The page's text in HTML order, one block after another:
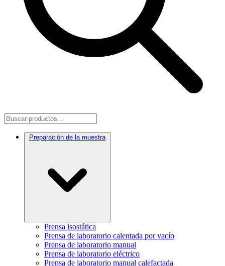
Preparación de la muestra
Prensa isostática
Prensa de laboratorio calentada por vacío
Prensa de laboratorio manual
Prensa de laboratorio eléctrico
Prensa de laboratorio manual calefactada